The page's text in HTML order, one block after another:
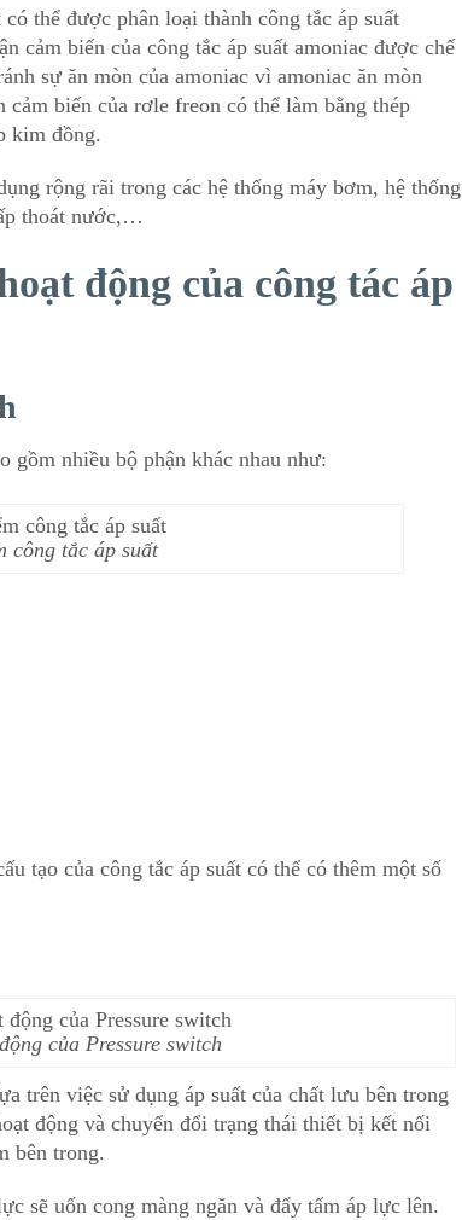
thể được phân loại thành công tắc áp suất
cảm biến của công tắc áp suất amoniac được chế
sự ăn mòn của amoniac vì amoniac ăn mòn
biến của rơle freon có thể làm bằng thép
kim đồng.
rộng rãi trong các hệ thống máy bơm, hệ thống
thoát nước,…
động của công tác áp
gồm nhiều bộ phận khác nhau như:
công tắc áp suất
tạo của công tắc áp suất có thể có thêm một số
của Pressure switch
trên việc sử dụng áp suất của chất lưu bên trong
động và chuyển đổi trạng thái thiết bị kết nối
bên trong.
sẽ uốn cong màng ngăn và đẩy tấm áp lực lên.